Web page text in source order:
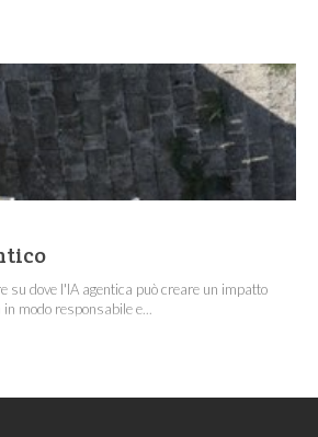
su dove l'IA agentica può creare un impatto
modo responsabile e...